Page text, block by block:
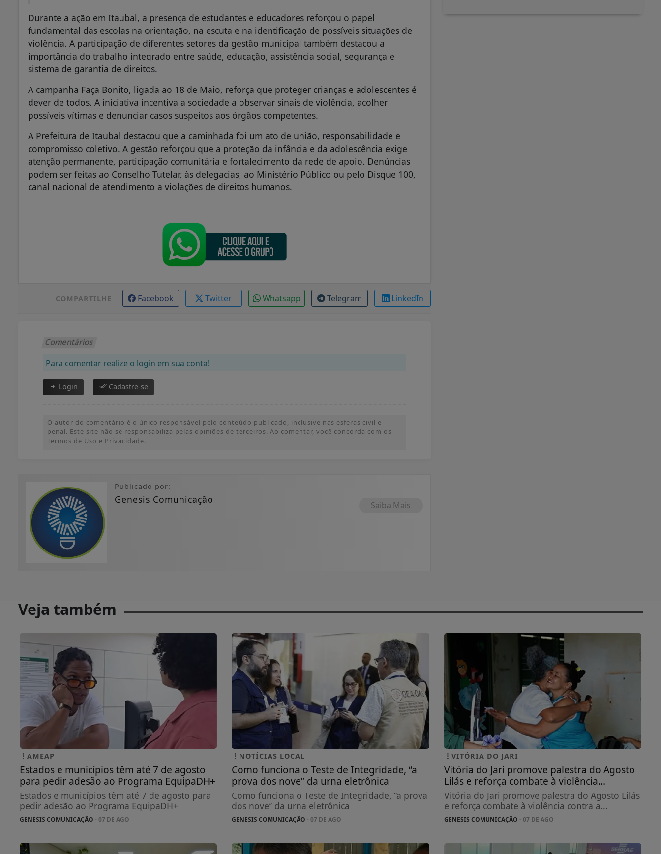
Durante a ação em Itaubal, a presença de estudantes e educadores reforçou o papel
fundamental das escolas na orientação, na escuta e na identificação de possíveis situações de
violência. A participação de diferentes setores da gestão municipal também destacou a
importância do trabalho integrado entre saúde, educação, assistência social, segurança e
sistema de garantia de direitos.
A campanha Faça Bonito, ligada ao 18 de Maio, reforça que proteger crianças e adolescentes é
dever de todos. A iniciativa incentiva a sociedade a observar sinais de violência, acolher
possíveis vítimas e denunciar casos suspeitos aos órgãos competentes.
A Prefeitura de Itaubal destacou que a caminhada foi um ato de união, responsabilidade e
compromisso coletivo. A gestão reforçou que a proteção da infância e da adolescência exige
atenção permanente, participação comunitária e fortalecimento da rede de apoio. Denúncias
podem ser feitas ao Conselho Tutelar, às delegacias, ao Ministério Público ou pelo Disque 100,
canal nacional de atendimento a violações de direitos humanos.
COMPARTILHE Facebook Twitter Whatsapp Telegram LinkedIn
Comentários
Para comentar realize o login em sua conta!
Login Cadastre-se
O autor do comentário é o único responsável pelo conteúdo publicado, inclusive nas esferas civil e
penal. Este site não se responsabiliza pelas opiniões de terceiros. Ao comentar, você concorda com os
Termos de Uso e Privacidade.
Publicado por:
Genesis Comunicação Saiba Mais
Veja também
AMEAP
Estados e municípios têm até 7 de agosto
para pedir adesão ao Programa EquipaDH+
Estados e municípios têm até 7 de agosto para
pedir adesão ao Programa EquipaDH+
GENESIS COMUNICAÇÃO - 07 DE AGO
NOTÍCIAS LOCAL
Como funciona o Teste de Integridade, “a
prova dos nove” da urna eletrônica
Como funciona o Teste de Integridade, “a prova
dos nove” da urna eletrônica
GENESIS COMUNICAÇÃO - 07 DE AGO
VITÓRIA DO JARI
Vitória do Jari promove palestra do Agosto
Lilás e reforça combate à violência...
Vitória do Jari promove palestra do Agosto Lilás
e reforça combate à violência contra a...
GENESIS COMUNICAÇÃO - 07 DE AGO